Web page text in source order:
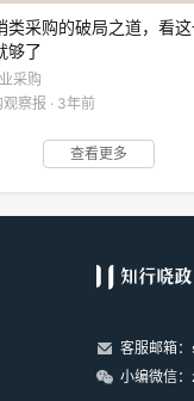
类采购的破局之道，看
够了
采购
察报 · 3年前
查看更多
客服邮箱
小编微信